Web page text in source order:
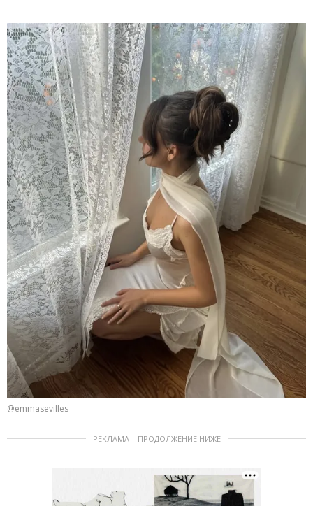
@emmasevilles
РЕКЛАМА – ПРОДОЛЖЕНИЕ НИЖЕ